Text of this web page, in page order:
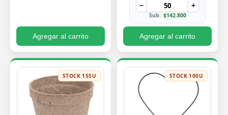
Agregar al carrito
− +
Sub: $142.800
Agregar al carrito
STOCK 155U STOCK 100U